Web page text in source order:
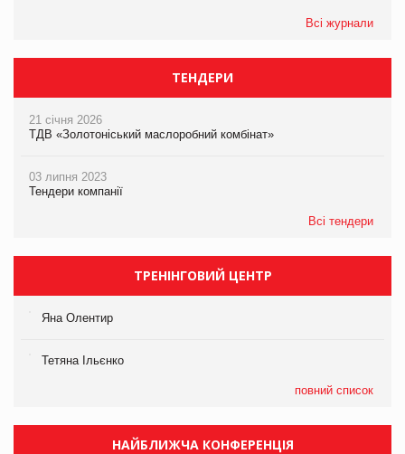
Всі журнали
ТЕНДЕРИ
21 січня 2026
ТДВ «Золотоніський маслоробний комбінат»
03 липня 2023
Тендери компанії
Всі тендери
ТРЕНІНГОВИЙ ЦЕНТР
Яна Олентир
Тетяна Ільєнко
повний список
НАЙБЛИЖЧА КОНФЕРЕНЦІЯ